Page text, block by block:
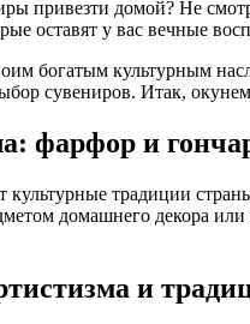
привезти домой? Не
оставят у вас вечные
богатым культурным
сувениров. Итак,
фарфор и
традиции
домашнего декора
и